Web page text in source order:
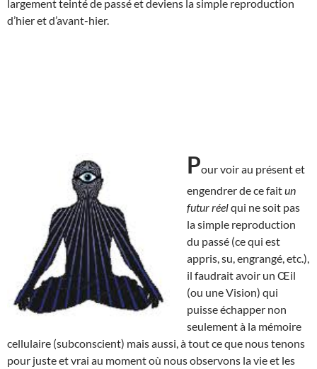
largement teinté de passé et deviens la simple reproduction
d’hier et d’avant-hier.
Pour voir au présent et
engendrer de ce faitun
futur réelqui ne soit pas
la simple reproduction
du passé (ce qui est
appris, su, engrangé, etc.),
il faudrait avoir un Œil
(ou une Vision) qui
puisse échapper non
seulement à la mémoire
cellulaire (subconscient) mais aussi, à tout ce que nous tenons
pour juste et vrai au moment où nous observons la vie et les